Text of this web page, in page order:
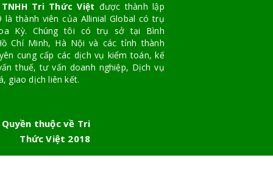
Tri Thức Việt được thành lập
là thành viên của Allinial Global có trụ
Kỳ. Chúng tôi có trụ sở tại Bình
Chí Minh, Hà Nội và các tỉnh thành
cung cấp các dịch vụ kiểm toán, kế
thuế, tư vấn doanh nghiệp, Dịch vụ
giao dịch liên kết.
Quyền thuộc về Tri
Thức Việt 2018